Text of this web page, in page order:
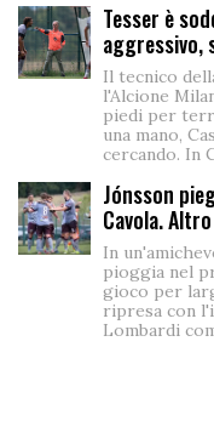
Tesser è
aggressivo,
Il tecnico
l'Alcione
piedi per
una mano,
cercando. In
Jónsson
Cavola.
In
pioggia nel
gioco per
ripresa con
Lombardi